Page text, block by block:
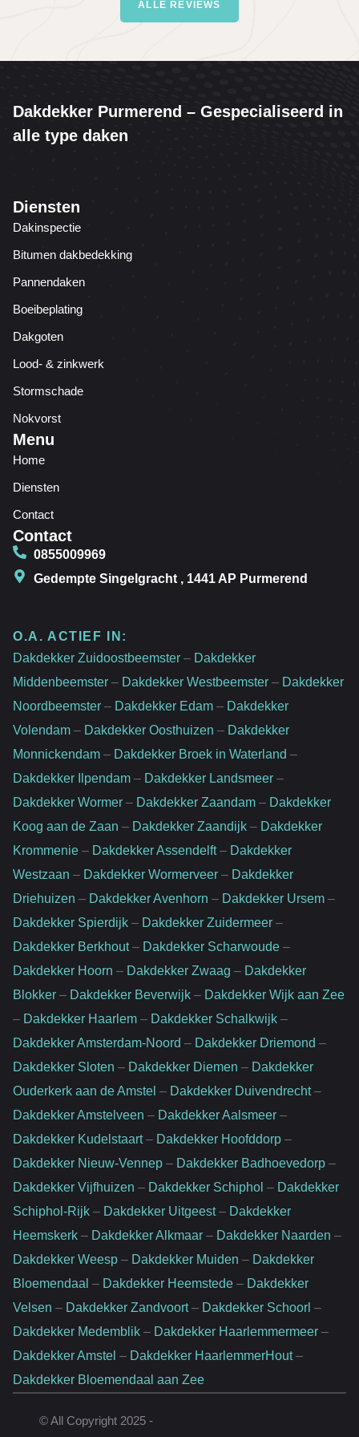
ALLE REVIEWS
Dakdekker Purmerend – Gespecialiseerd in
alle type daken
Diensten
Dakinspectie
Bitumen dakbedekking
Pannendaken
Boeibeplating
Dakgoten
Lood- & zinkwerk
Stormschade
Nokvorst
Menu
Home
Diensten
Contact
Contact
0855009969
Gedempte Singelgracht , 1441 AP Purmerend
O.A. ACTIEF IN:
Dakdekker Zuidoostbeemster – Dakdekker
Middenbeemster – Dakdekker Westbeemster – Dakdekker
Noordbeemster – Dakdekker Edam – Dakdekker
Volendam – Dakdekker Oosthuizen – Dakdekker
Monnickendam – Dakdekker Broek in Waterland –
Dakdekker Ilpendam – Dakdekker Landsmeer –
Dakdekker Wormer – Dakdekker Zaandam – Dakdekker
Koog aan de Zaan – Dakdekker Zaandijk – Dakdekker
Krommenie – Dakdekker Assendelft– Dakdekker
Westzaan – Dakdekker Wormerveer – Dakdekker
Driehuizen – Dakdekker Avenhorn – Dakdekker Ursem –
Dakdekker Spierdijk – Dakdekker Zuidermeer –
Dakdekker Berkhout– Dakdekker Scharwoude –
Dakdekker Hoorn – Dakdekker Zwaag – Dakdekker
Blokker – Dakdekker Beverwijk – Dakdekker Wijk aan Zee
– Dakdekker Haarlem – Dakdekker Schalkwijk –
Dakdekker Amsterdam-Noord – Dakdekker Driemond –
Dakdekker Sloten – Dakdekker Diemen – Dakdekker
Ouderkerk aan de Amstel – Dakdekker Duivendrecht–
Dakdekker Amstelveen – Dakdekker Aalsmeer –
Dakdekker Kudelstaart– Dakdekker Hoofddorp –
Dakdekker Nieuw-Vennep – Dakdekker Badhoevedorp –
Dakdekker Vijfhuizen – Dakdekker Schiphol – Dakdekker
Schiphol-Rijk – Dakdekker Uitgeest– Dakdekker
Heemskerk – Dakdekker Alkmaar – Dakdekker Naarden –
Dakdekker Weesp – Dakdekker Muiden – Dakdekker
Bloemendaal – Dakdekker Heemstede – Dakdekker
Velsen – Dakdekker Zandvoort– Dakdekker Schoorl –
Dakdekker Medemblik – Dakdekker Haarlemmermeer –
Dakdekker Amstel – Dakdekker HaarlemmerHout–
Dakdekker Bloemendaal aan Zee
© All Copyright 2025 -